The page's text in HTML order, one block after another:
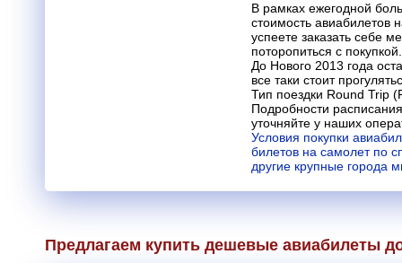
В рамках ежегодной
стоимость
успеете заказать себе
поторопиться с покупкой.
До Нового 2013 года
все таки стоит
Тип поездки Round Trip
Подробности
уточняйте у наших
Условия покупки
билетов на самолет по
другие крупные города
Предлагаем купить дешевые авиабилеты